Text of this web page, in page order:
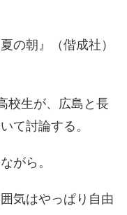
の朝』（偕成社）
校生が、広島と長
て討論する。
がら。
気はやっぱり自由